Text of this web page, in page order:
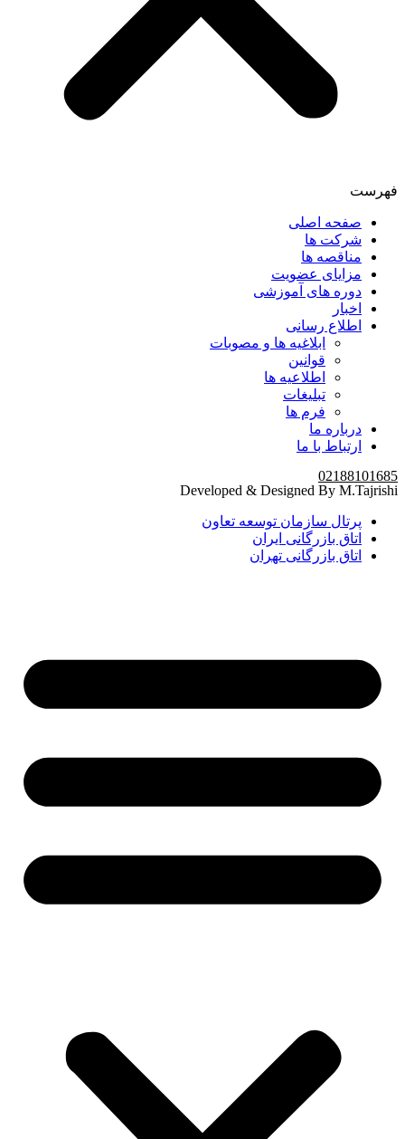
فهرست
صفحه اصلی
شرکت ها
مناقصه ها
مزایای عضویت
دوره های آموزشی
اخبار
اطلاع رسانی
ابلاغیه ها و مصوبات
قوانین
اطلاعیه ها
تبلیغات
فرم ها
درباره ما
ارتباط با ما
02188101685
Developed & Designed By M.Tajrishi
پرتال سازمان توسعه تعاون
اتاق بازرگانی ایران
اتاق بازرگانی تهران